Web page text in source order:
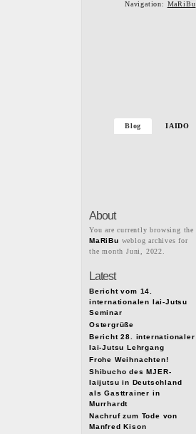
Navigation: MaRiBu
Blog IAIDO
About
You are currently browsing the
MaRiBu weblog archives for
the month Juni, 2022.
Latest
Bericht vom 14.
internationalen Iai-Jutsu
Seminar
Ostergrüße
Bericht 28. internationaler
Iai-Jutsu Lehrgang
Frohe Weihnachten!
Shibucho des MJER-
Iaijutsu in Deutschland
als Gasttrainer in
Murrhardt
Nachruf zum Tode von
Manfred Kison